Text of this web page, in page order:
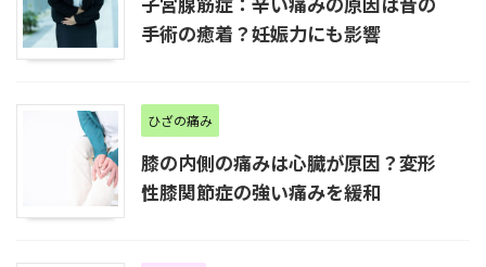
手術の癒着？妊娠力にも影響
ひざの痛み
膝の内側の痛みは心臓が原因？変形
性膝関節症の強い痛みを緩和